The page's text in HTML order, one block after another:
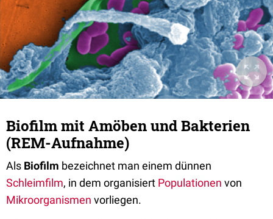
Biofilm mit Amöben und Bakterien
(REM-Aufnahme)
Als Biofilm bezeichnet man einem dünnen
Schleimfilm, in dem organisiert Populationen von
Mikroorganismen vorliegen.